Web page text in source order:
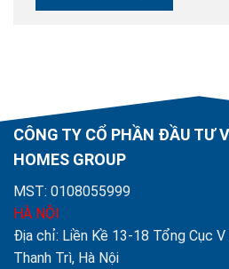
CÔNG TY CỔ PHẦN ĐẦU TƯ
HOMES GROUP
MST: 0108055999
HÀ NỘI
Địa chỉ: Liền Kề 13-18 Tổng Cục V
Thanh Trì, Hà Nội